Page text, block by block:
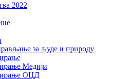
2022
за људе и природу
Медији
ОЦД